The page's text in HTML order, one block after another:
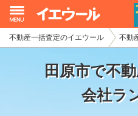
不動産一括査定のイエウール 不動
田原市で不
会社ラ
イエウール加盟希望の不動産
初めての方へ